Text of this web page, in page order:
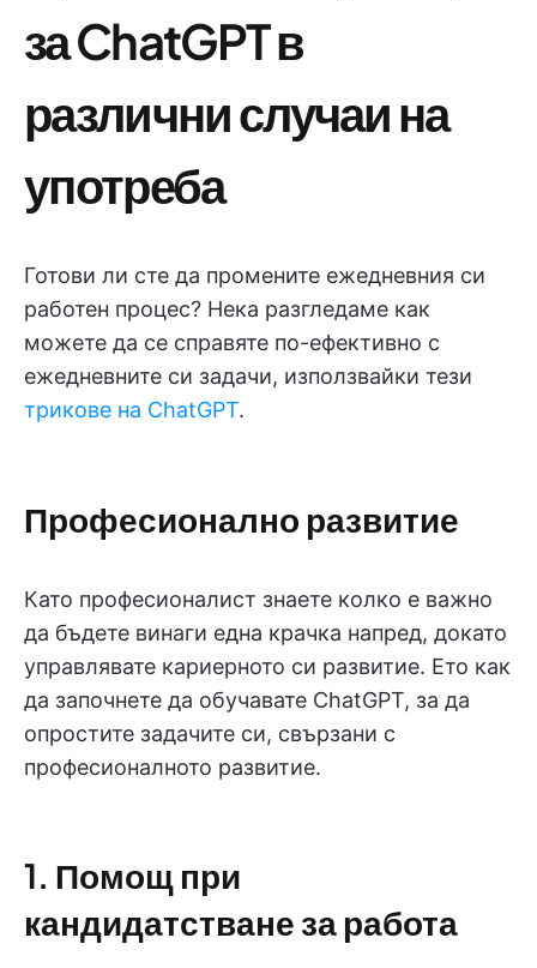
за ChatGPT в
различни случаи на
употреба
Готови ли сте да промените ежедневния си
работен процес? Нека разгледаме как
можете да се справяте по-ефективно с
ежедневните си задачи, използвайки тези
трикове на ChatGPT.
Професионално развитие
Като професионалист знаете колко е важно
да бъдете винаги една крачка напред, докато
управлявате кариерното си развитие. Ето как
да започнете да обучавате ChatGPT, за да
опростите задачите си, свързани с
професионалното развитие.
1. Помощ при
кандидатстване за работа